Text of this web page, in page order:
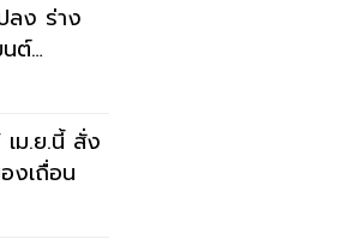
ลง ร่าง
นต์
ม.ย.นี้ สั่ง
งเถื่อน